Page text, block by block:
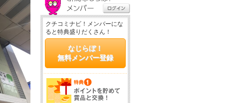
クチコミナビ！メンバーにな
ると特典盛りだくさん！
なじらぼ！
無料メンバー登録